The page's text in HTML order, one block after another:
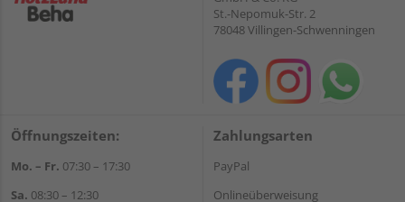
St.-Nepomuk-Str. 2
78048 Villingen-Schwenningen
Öffnungszeiten:
Mo. – Fr. 07:30 – 17:30
Sa. 08:30 – 12:30
Zahlungsarten
PayPal
Onlineüberweisung